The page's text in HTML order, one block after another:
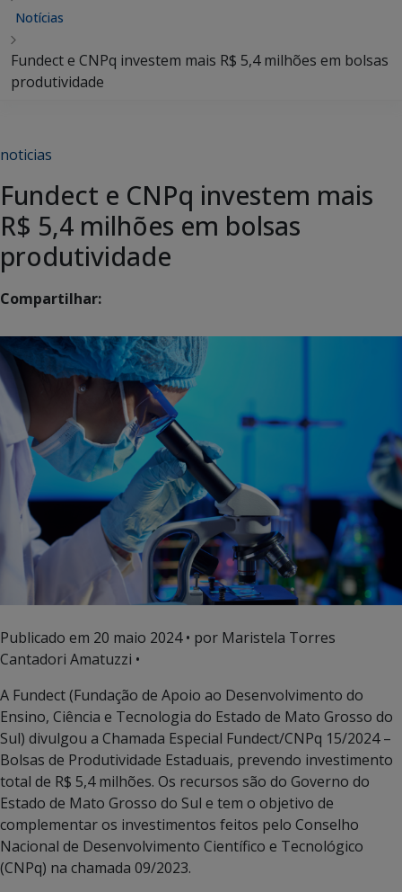
Notícias
Fundect e CNPq investem mais R$ 5,4 milhões em bolsas
produtividade
noticias
Fundect e CNPq investem mais
R$ 5,4 milhões em bolsas
produtividade
Compartilhar:
Publicado em 20 maio 2024• por Maristela Torres
Cantadori Amatuzzi •
A Fundect (Fundação de Apoio ao Desenvolvimento do
Ensino, Ciência e Tecnologia do Estado de Mato Grosso do
Sul) divulgou a Chamada Especial Fundect/CNPq 15/2024 –
Bolsas de Produtividade Estaduais, prevendo investimento
total de R$ 5,4 milhões. Os recursos são do Governo do
Estado de Mato Grosso do Sul e tem o objetivo de
complementar os investimentos feitos pelo Conselho
Nacional de Desenvolvimento Científico e Tecnológico
(CNPq) na chamada 09/2023.